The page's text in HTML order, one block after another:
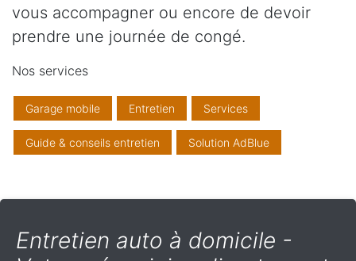
vous accompagner ou encore de devoir
prendre une journée de congé.
Nos services
Garage mobile Entretien Services
Guide & conseils entretien Solution AdBlue
Entretien auto à domicile -